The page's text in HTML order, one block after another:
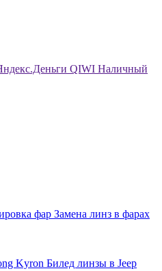
QIWI Наличный
фар Замена линз в фарах
Kyron Билед линзы в Jeep